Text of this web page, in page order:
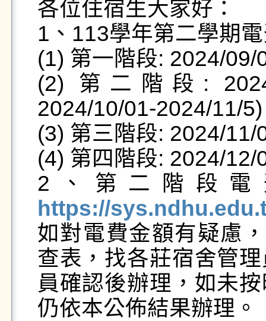
各位住宿生大家好：
1、113學年第二學期
(1) 第一階段: 2024/09/
(2) 第二階段:
2024/10/01-2024/11/5)
(3) 第三階段: 2024/11/
(4) 第四階段: 2024/12/
2、第二階段電
https://
如對電費金額有疑慮
查表，找各莊宿舍管
員確認後辦理，如未
仍依本公佈結果辦理。